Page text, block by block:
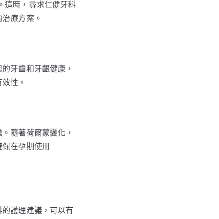
這時，尋求仁健牙科
療方案。
牙齒和牙齦健康，
性。
隨著荷爾蒙變化，
在孕期使用
護理建議，可以有